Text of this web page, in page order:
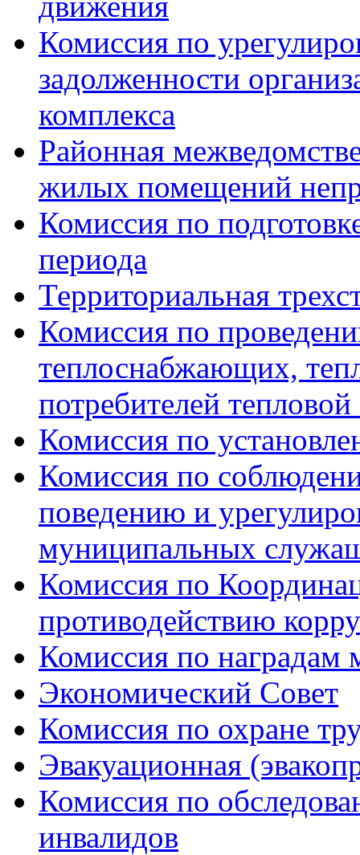
Комиссия по
задолженности
комплекса
Районная
жилых помещений
Комиссия по
периода
Территориальная
Комиссия по
теплоснабжающих,
потребителей
Комиссия по
Комиссия по
поведению и
муниципальных
Комиссия по
противодействию
Комиссия по наградам
Экономический Совет
Комиссия по охране
Эвакуационная
Комиссия по
инвалидов